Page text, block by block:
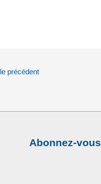
précédent
Abonnez-vous